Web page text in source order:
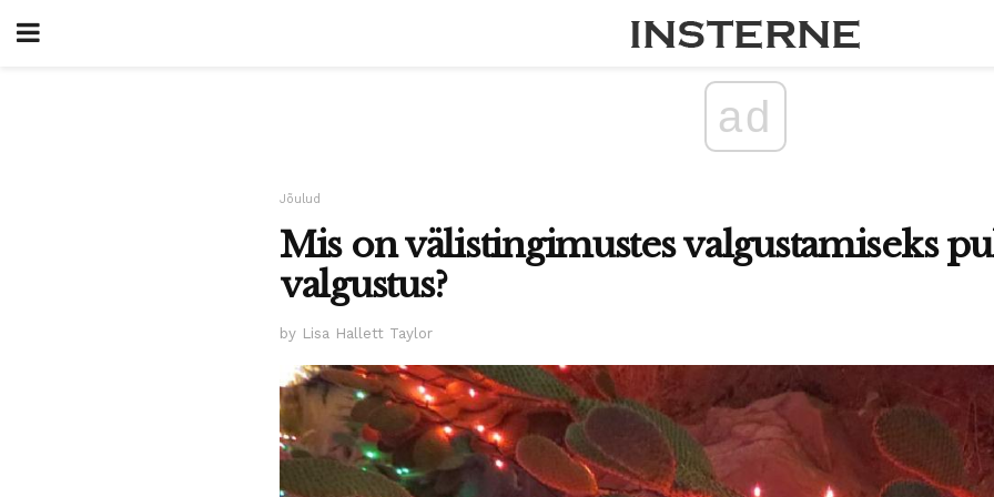
ad
Jõulud
Mis on välistingimustes valgustamiseks
valgustus?
by Lisa Hallett Taylor